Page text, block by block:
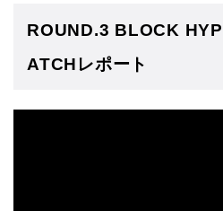
ROUND.3 BLOCK
ATCHレポート